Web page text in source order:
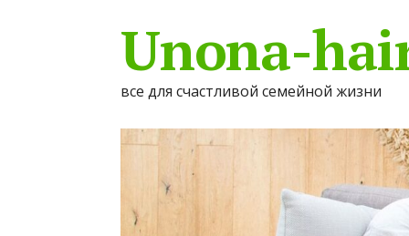
Unona-
все для счастливой семейной жизни